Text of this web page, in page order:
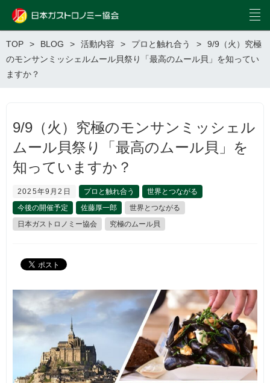
TOP BLOG 活動内容 プロと触れ合う
9/9（火）究極
のモンサンミッシェルムール貝祭り「最高のムール貝」を知ってい
ますか？
9/9（火）究極のモンサンミッシェル
ムール貝祭り「最高のムール貝」を
知っていますか？
2025年9月2日 プロと触れ合う
世界とつながる
今後の開催予定
佐藤厚一郎
世界とつながる
日本ガストロノミー協会
究極のムール貝